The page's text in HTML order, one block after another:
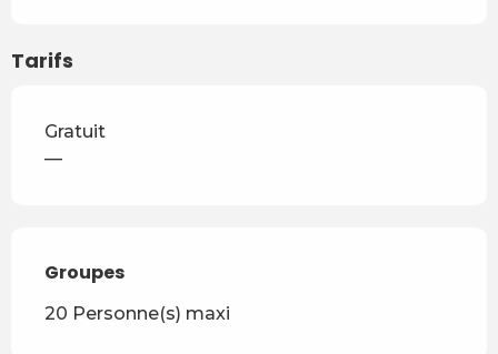
Tarifs
Gratuit
—
Groupes
Groupes
20 Personne(s) maxi